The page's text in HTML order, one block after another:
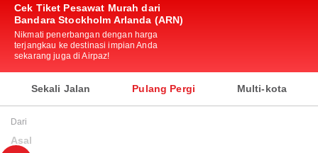
Cek Tiket Pesawat Murah dari
Bandara Stockholm Arlanda (ARN)
Nikmati penerbangan dengan harga
terjangkau ke destinasi impian Anda
sekarang juga di Airpaz!
Sekali Jalan Pulang Pergi Multi-kota
Dari
Asal